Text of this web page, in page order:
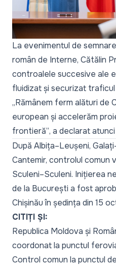
La evenimentul de
român de Interne, Cătălin
controalele succesive ale
fluidizat și securizat
„Rămânem ferm alături de
european și accelerăm
frontieră”, a declarat
După Albița–Leușeni,
Cantemir, controlul comun
Sculeni–Sculeni. Inițierea
de la București a fost
Chișinău în ședința din 15
CITIȚI ȘI:
Republica Moldova și
coordonat la punctul
Control comun la punctul